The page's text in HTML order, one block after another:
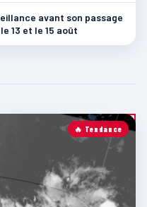
avant son passage
13 et le 15 août
🔥 Tendance